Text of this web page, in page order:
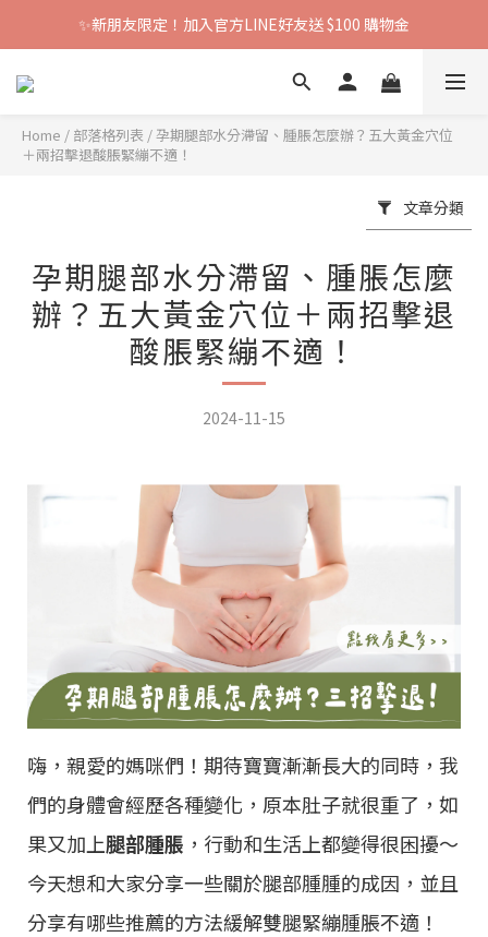
✨新朋友限定！加入官方LINE好友送 $100 購物金
Home / 部落格列表 /孕期腿部水分滯留、腫脹怎麼辦？五大黃金穴位
＋兩招擊退酸脹緊繃不適！
文章分類
孕期腿部水分滯留、腫脹怎麼
辦？五大黃金穴位＋兩招擊退
酸脹緊繃不適！
2024-11-15
嗨，親愛的媽咪們！期待寶寶漸漸長大的同時，我
們的身體會經歷各種變化，原本肚子就很重了，如
果又加上腿部腫脹 ，行動和生活上都變得很困擾～
今天想和大家分享一些關於腿部腫腫的成因，並且
分享有哪些推薦的方法緩解雙腿緊繃腫脹不適！